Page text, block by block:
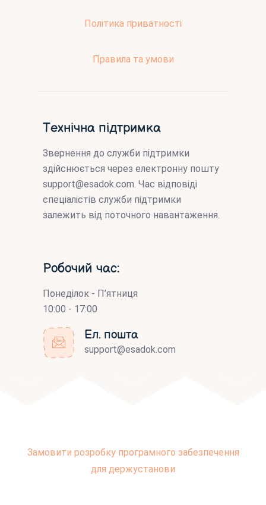
Політика приватності
Правила та умови
Технічна підтримка
Звернення до служби підтримки
здійснюється через електронну пошту
support@esadok.com. Час відповіді
спеціалістів служби підтримки
залежить від поточного навантаження.
Робочий час:
Понеділок - П’ятниця
10:00 - 17:00
Ел. пошта
support@esadok.com
Замовити розробку програмного забезпечення
для держустанови